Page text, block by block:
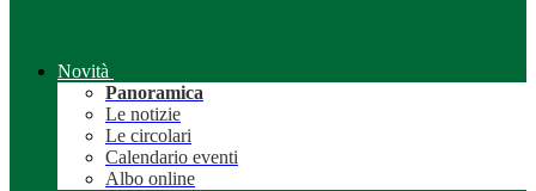
Novità
Panoramica
Le notizie
Le circolari
Calendario eventi
Albo online